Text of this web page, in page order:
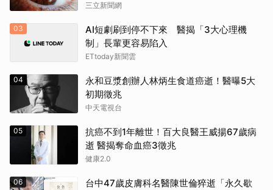
三立新聞網
03
AI短劇刷到停不下來 醫揭「3大心理機
制」長輩更容易陷入
ETtoday新聞雲
04
永和豆漿創辦人林炳生食道癌逝！醫曝5大
初期徵兆
中天電視台
05
抗癌不到1年離世！百大良醫王威揚67歲病
逝 醫揭奪命血癌3徵兆
健康2.0
06
台中47歲皮膚科名醫陳世倫猝逝「永久歇